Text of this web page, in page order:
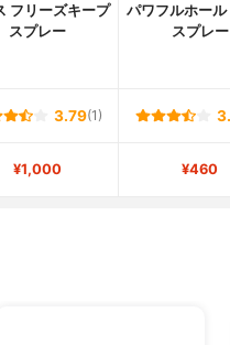
フリーズキープ
スプレー
パワフルホール
スプレー
3.79(1)
¥1,000 ¥460